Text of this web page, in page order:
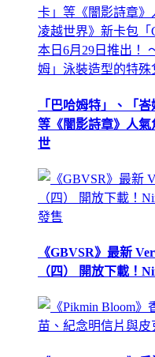
「巴哈姆特」、「
等《闇影詩章》人
世
《GBVSR》最新
（四） 開放下載！